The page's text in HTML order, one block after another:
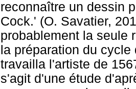
reconnaître un dessin
Cock.' (O. Savatier,
probablement la seule
la préparation du
travailla l'artiste de
s'agit d'une étude